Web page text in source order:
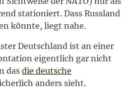
stationiert. Dass Russland
könnte, liegt nahe.
Deutschland ist an einer
eigentlich gar nicht
das die deutsche
anders sieht.